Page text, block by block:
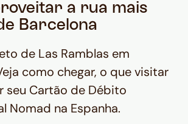
a rua mais
Barcelona
de Las Ramblas em
como chegar, o que visitar
seu Cartão de Débito
Nomad na Espanha.